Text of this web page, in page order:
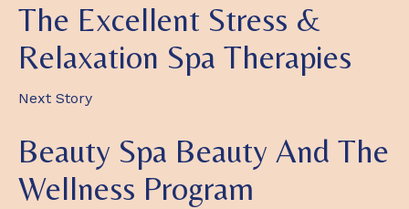
The Excellent Stress &
Relaxation Spa Therapies
Next Story
Beauty Spa Beauty And The
Wellness Program